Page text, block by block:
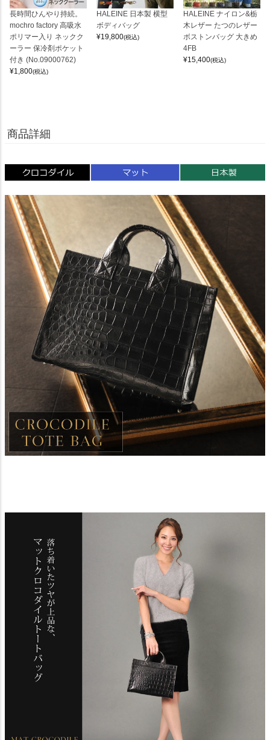
長時間ひんやり持続。
mochro factory 高吸水
ポリマー入り ネックク
ーラー 保冷剤ポケット
付き (No.09000762)
¥1,800(税込)
HALEINE 日本製 横型
ボディバッグ
¥19,800(税込)
HALEINE ナイロン&栃
木レザー たつのレザー
ボストンバッグ 大きめ
4FB
¥15,400(税込)
商品詳細